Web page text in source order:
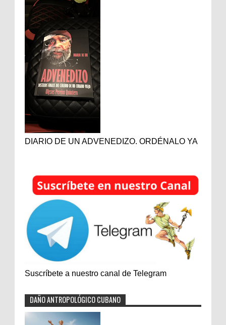
DIARIO DE UN ADVENEDIZO. ORDÉNALO YA
Suscríbete a nuestro canal de Telegram
DAÑO ANTROPOLÓGICO CUBANO